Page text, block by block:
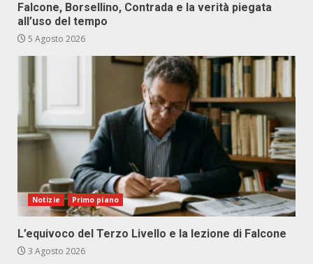
Falcone, Borsellino, Contrada e la verità piegata
all’uso del tempo
5 Agosto 2026
Notizie Primo piano
L’equivoco del Terzo Livello e la lezione di Falcone
3 Agosto 2026